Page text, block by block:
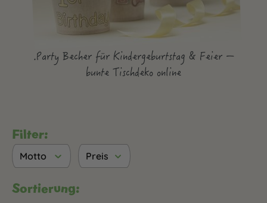
.Party Becher für Kindergeburtstag & Feier –
bunte Tischdeko online
Filter:
Motto Preis
Sortierung: